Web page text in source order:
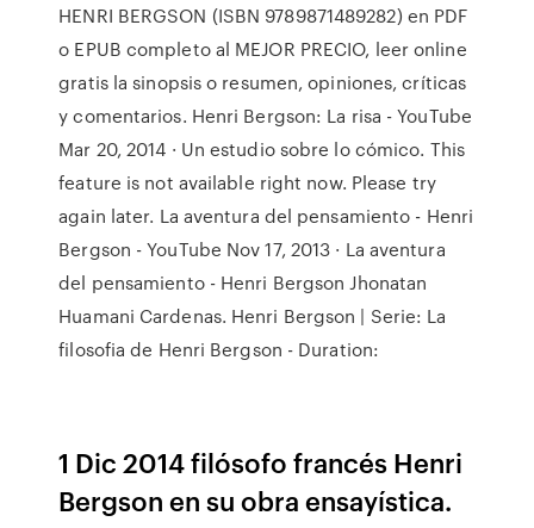
HENRI BERGSON (ISBN 9789871489282) en PDF
o EPUB completo al MEJOR PRECIO, leer online
gratis la sinopsis o resumen, opiniones, críticas
y comentarios. Henri Bergson: La risa - YouTube
Mar 20, 2014 · Un estudio sobre lo cómico. This
feature is not available right now. Please try
again later. La aventura del pensamiento - Henri
Bergson - YouTube Nov 17, 2013 · La aventura
del pensamiento - Henri Bergson Jhonatan
Huamani Cardenas. Henri Bergson | Serie: La
filosofia de Henri Bergson - Duration:
1 Dic 2014 filósofo francés Henri
Bergson en su obra ensayística.